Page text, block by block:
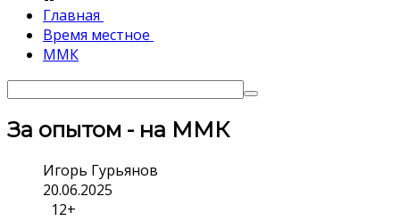
Главная
Время местное
ММК
За опытом - на ММК
Игорь Гурьянов
20.06.2025
12+